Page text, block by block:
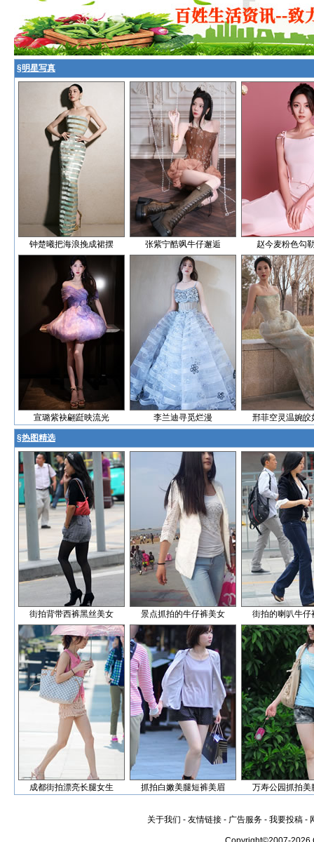
§明星写真
钟楚曦把海浪挽成裙摆 张紫宁酷飒牛仔邂逅 赵今麦粉色勾
宣璐紫袂翩跹映流光 李兰迪寻觅烂漫 邢菲空灵温婉皎
§热图精选
街拍背带西裤黑丝美女 景点抓拍的牛仔裤美女 街拍的喇叭牛仔
成都街拍漂亮长腿女生 抓拍白嫩美腿短裤美眉 万寿公园抓拍美
关于我们 - 友情链接 - 广告服务 - 我要投稿 -